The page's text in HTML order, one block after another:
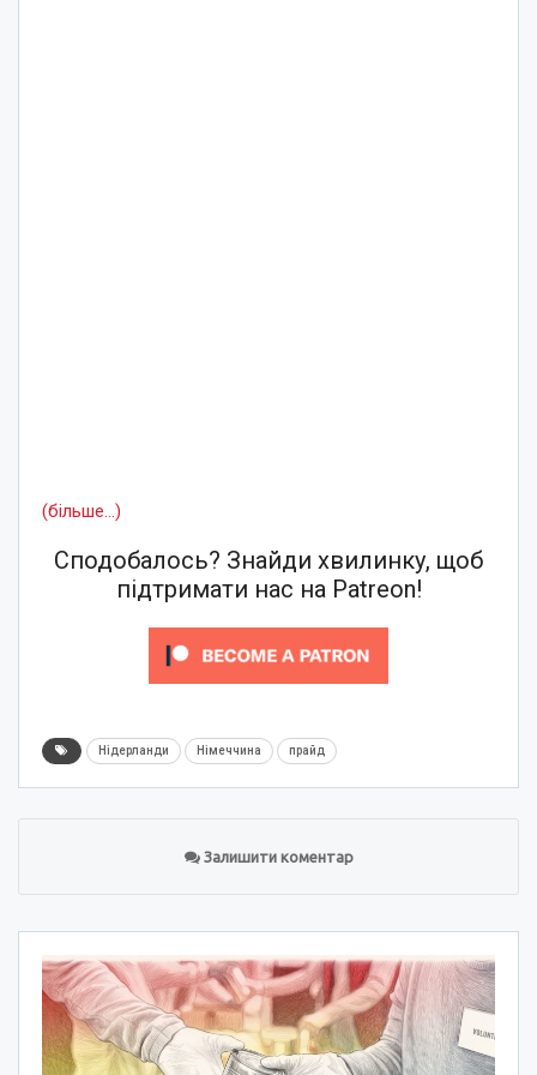
(більше…)
Сподобалось? Знайди хвилинку, щоб
підтримати нас на Patreon!
Нідерланди Німеччина прайд
Залишити коментар